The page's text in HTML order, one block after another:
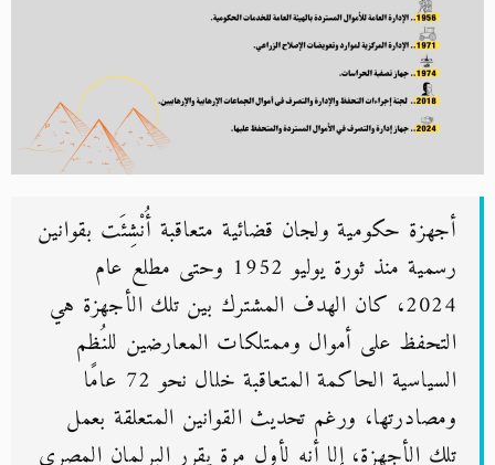
أجهزة حكومية ولجان قضائية متعاقبة أُنْشِئَت بقوانين
رسمية منذ ثورة يوليو 1952 وحتى مطلع عام
2024، كان الهدف المشترك بين تلك الأجهزة هي
التحفظ على أموال وممتلكات المعارضين للنُظم
السياسية الحاكمة المتعاقبة خلال نحو 72 عامًا
ومصادرتها، ورغم تحديث القوانين المتعلقة بعمل
تلك الأجهزة، إلا أنه لأول مرة يقرر البرلمان المصري